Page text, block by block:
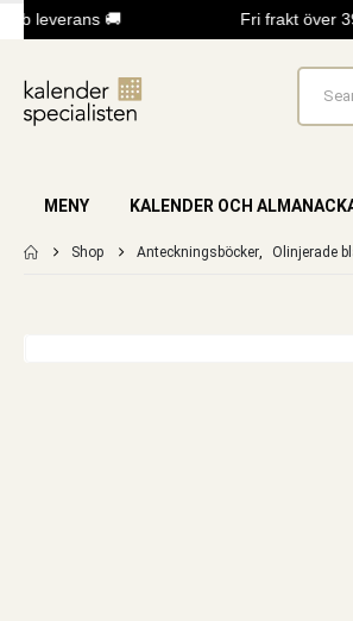
leverans 🚚 Fri frakt över
MENY KALENDER OCH
Shop Anteckningsböcker, Olinjerade